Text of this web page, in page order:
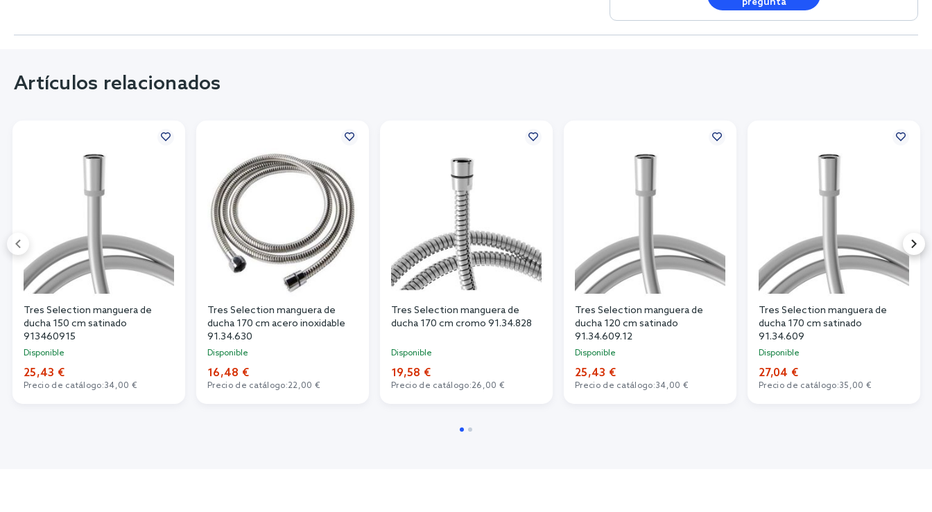
pregunta
Artículos relacionados
Tres Selection manguera de
ducha 150 cm satinado
913460915
Disponible
25,43 €
Precio de catálogo:34,00 €
Tres Selection manguera de
ducha 170 cm acero inoxidable
91.34.630
Disponible
16,48 €
Precio de catálogo:22,00 €
Tres Selection manguera de
ducha 170 cm cromo 91.34.828
Disponible
19,58 €
Precio de catálogo:26,00 €
Tres Selection manguera de
ducha 120 cm satinado
91.34.609.12
Disponible
25,43 €
Precio de catálogo:34,00 €
Tres Selection manguera de
ducha 170 cm satinado
91.34.609
Disponible
27,04 €
Precio de catálogo:35,00 €